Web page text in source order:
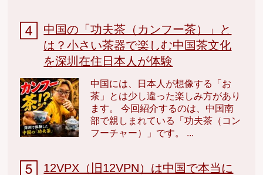
中国の「功夫茶（カンフー茶）」と
は？小さい茶器で楽しむ中国茶文化
を深圳在住日本人が体験
中国には、日本人が想像する「お
茶」とは少し違った楽しみ方があり
ます。 今回紹介するのは、中国南
部で親しまれている「功夫茶（コン
フーチャー）」です。 ...
12VPX（旧12VPN）は中国で本当に